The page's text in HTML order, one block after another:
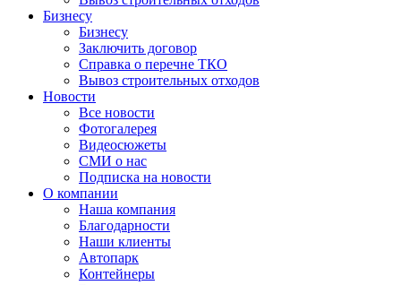
Бизнесу
Бизнесу
Заключить договор
Справка о перечне ТКО
Вывоз строительных отходов
Новости
Все новости
Фотогалерея
Видеосюжеты
СМИ о нас
Подписка на новости
О компании
Наша компания
Благодарности
Наши клиенты
Автопарк
Контейнеры